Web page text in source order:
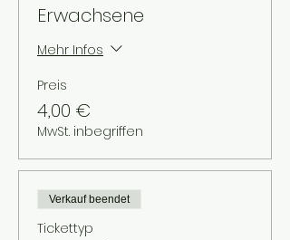
Erwachsene
Mehr Infos
Preis
4,00 €
MwSt. inbegriffen
Verkauf beendet
Tickettyp